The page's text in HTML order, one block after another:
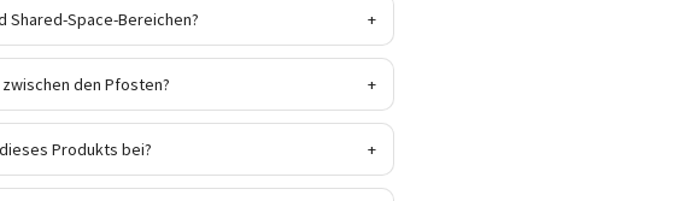
Shared-Space-Bereichen? +
den Pfosten? +
Produkts bei? +